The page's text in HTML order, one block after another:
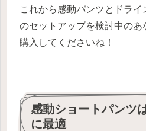
これから感動パンツとドライ
のセットアップを検討中のあ
購入してくださいね！
感動ショートパンツ
に最適